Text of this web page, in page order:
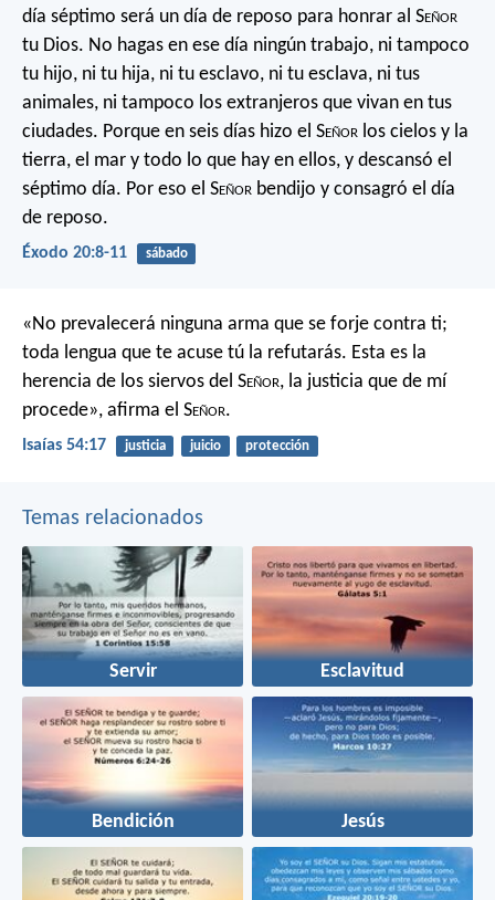
día séptimo será un día de reposo para honrar al Señor
tu Dios. No hagas en ese día ningún trabajo, ni tampoco
tu hijo, ni tu hija, ni tu esclavo, ni tu esclava, ni tus
animales, ni tampoco los extranjeros que vivan en tus
ciudades. Porque en seis días hizo el Señor los cielos y la
tierra, el mar y todo lo que hay en ellos, y descansó el
séptimo día. Por eso el Señor bendijo y consagró el día
de reposo.
Éxodo 20:8-11 sábado
«No prevalecerá ninguna arma que se forje contra ti;
toda lengua que te acuse tú la refutarás. Esta es la
herencia de los siervos del Señor, la justicia que de mí
procede», afirma el Señor.
Isaías 54:17 justicia juicio protección
Temas relacionados
Servir Esclavitud
Bendición Jesús